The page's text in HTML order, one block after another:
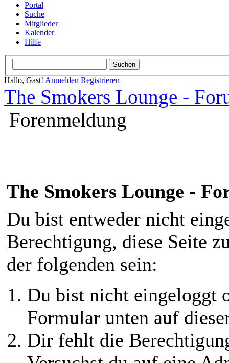
Portal
Suche
Mitglieder
Kalender
Hilfe
Hallo, Gast! Anmelden Registrieren
The Smokers Lounge -
Forenmeldung
The Smokers Lounge -
Du bist entweder nicht
Berechtigung, diese Seite
der folgenden sein:
Du bist nicht eingeloggt
Formular unten auf
Dir fehlt die